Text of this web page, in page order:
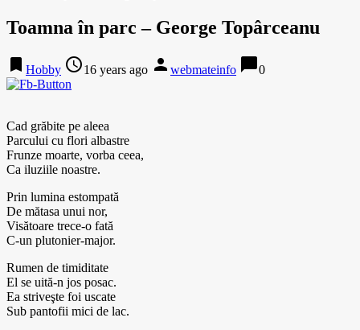
Toamna în parc – George Topârceanu
bookmark Hobby access_time16 years ago person webmateinfo chat_bubble0
Cad grăbite pe aleea
Parcului cu flori albastre
Frunze moarte, vorba ceea,
Ca iluziile noastre.
Prin lumina estompată
De mătasa unui nor,
Visătoare trece-o fată
C-un plutonier-major.
Rumen de timiditate
El se uită-n jos posac.
Ea striveşte foi uscate
Sub pantofii mici de lac.